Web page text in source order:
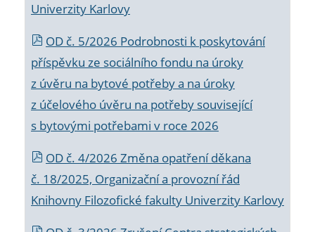
Univerzity Karlovy
OD č. 5/2026 Podrobnosti k poskytování
příspěvku ze sociálního fondu na úroky
z úvěru na bytové potřeby a na úroky
z účelového úvěru na potřeby související
s bytovými potřebami v roce 2026
OD č. 4/2026 Změna opatření děkana
č. 18/2025, Organizační a provozní řád
Knihovny Filozofické fakulty Univerzity Karlovy